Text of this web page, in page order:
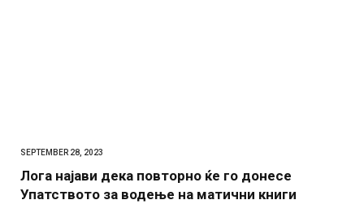
SEPTEMBER 28, 2023
Лога најави дека повторно ќе го донесе
Упатството за водење на матични книги